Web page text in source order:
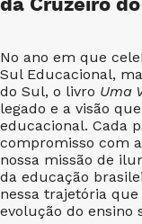
da Cruzeiro
No ano em que
Sul Educacional,
do Sul, o livro Uma
legado e a visão
educacional. Cada
compromisso com
nossa missão de
da educação
nessa trajetória
evolução do ensino